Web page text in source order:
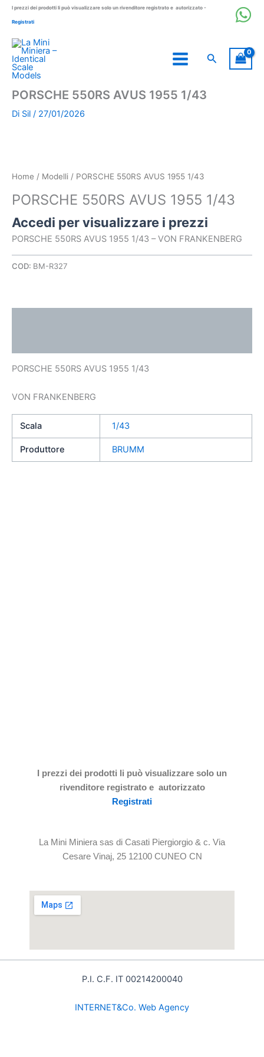
I prezzi dei prodotti li può visualizzare solo un rivenditore registrato e autorizzato -
Registrati
Cerca
PORSCHE 550RS AVUS 1955 1/43
Di Sil / 27/01/2026
Home / Modelli / PORSCHE 550RS AVUS 1955 1/43
PORSCHE 550RS AVUS 1955 1/43
Accedi per visualizzare i prezzi
PORSCHE 550RS AVUS 1955 1/43 – VON FRANKENBERG
COD: BM-R327
PORSCHE 550RS AVUS 1955 1/43
VON FRANKENBERG
Scala 1/43
Produttore BRUMM
I prezzi dei prodotti li può visualizzare solo un
rivenditore registrato e autorizzato
Registrati
La Mini Miniera sas di Casati Piergiorgio & c. Via
Cesare Vinaj, 25 12100 CUNEO CN
P.I. C.F. IT 00214200040
INTERNET&Co. Web Agency